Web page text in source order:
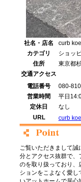
社名・店名
curb
カテゴリ
ショッ
住所
東京都
交通アクセス
電話番号
080-
営業時間
平日
定休日
なし
URL
curb
ご覧いただきまして
分とアクセス抜群で、
のを取り扱っており、
ションをこよなく愛